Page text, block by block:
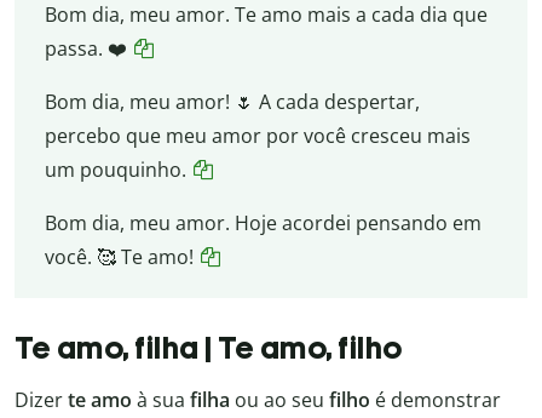
Bom dia, meu amor. Te amo mais a cada dia que
passa. ❤️
Bom dia, meu amor! 🌷 A cada despertar,
percebo que meu amor por você cresceu mais
um pouquinho.
Bom dia, meu amor. Hoje acordei pensando em
você. 🥰 Te amo!
Te amo, filha | Te amo, filho
Dizerte amo à sua filha ou ao seu filho é demonstrar